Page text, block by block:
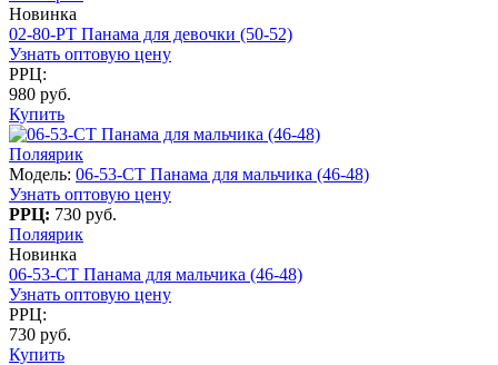
Новинка
02-80-PT Панама для девочки (50-52)
Узнать оптовую цену
РРЦ:
980 руб.
Купить
Поляярик
Модель: 06-53-CT Панама для мальчика (46-48)
Узнать оптовую цену
РРЦ: 730 руб.
Поляярик
Новинка
06-53-CT Панама для мальчика (46-48)
Узнать оптовую цену
РРЦ:
730 руб.
Купить